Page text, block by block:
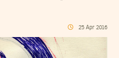
25 Apr 2016